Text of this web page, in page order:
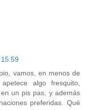
vamos, en menos de
algo fresquito,
un pis pas, y además
preferidas. Qué